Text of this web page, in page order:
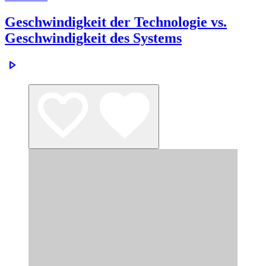
Geschwindigkeit der Technologie vs.
Geschwindigkeit des Systems
play_arrow